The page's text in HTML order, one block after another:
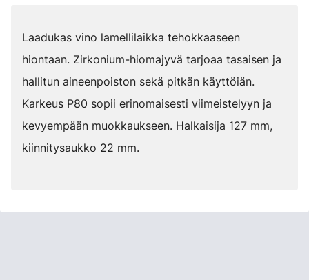
Laadukas vino lamellilaikka tehokkaaseen
hiontaan. Zirkonium-hiomajyvä tarjoaa tasaisen ja
hallitun aineenpoiston sekä pitkän käyttöiän.
Karkeus P80 sopii erinomaisesti viimeistelyyn ja
kevyempään muokkaukseen. Halkaisija 127 mm,
kiinnitysaukko 22 mm.